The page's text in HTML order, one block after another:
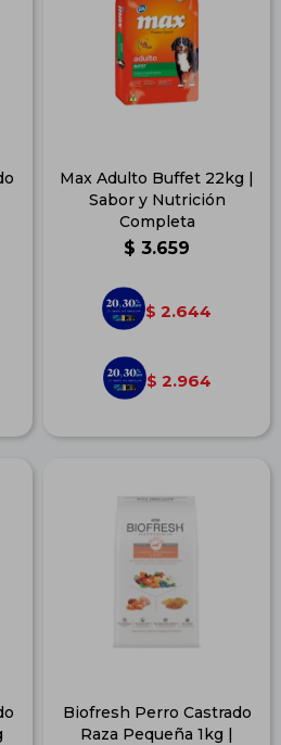
Max Adulto Buffet 22kg |
Sabor y Nutrición
Completa
$ 3.659
$ 2.644
$ 2.964
Biofresh Perro Castrado
Raza Pequeña 1kg |